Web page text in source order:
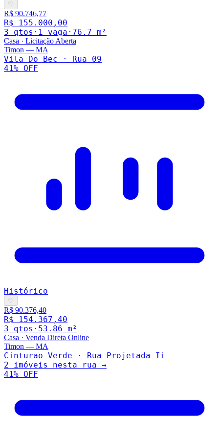
♡
R$ 90.746,77
R$ 155.000,00
3 qtos · 1 vaga · 76.7 m²
Casa · Licitação Aberta
Timon — MA
Vila Do Bec · Rua 09
41% OFF
Histórico
♡
R$ 90.376,40
R$ 154.367,40
3 qtos · 53.86 m²
Casa · Venda Direta Online
Timon — MA
Cinturao Verde · Rua Projetada Ii
2 imóveis nesta rua →
41% OFF